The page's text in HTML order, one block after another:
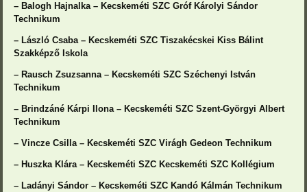
– Balogh Hajnalka – Kecskeméti SZC Gróf Károlyi Sándor
Technikum
– László Csaba – Kecskeméti SZC Tiszakécskei Kiss Bálint
Szakképző Iskola
– Rausch Zsuzsanna – Kecskeméti SZC Széchenyi István
Technikum
– Brindzáné Kárpi Ilona – Kecskeméti SZC Szent-Györgyi Albert
Technikum
– Vincze Csilla – Kecskeméti SZC Virágh Gedeon Technikum
– Huszka Klára – Kecskeméti SZC Kecskeméti SZC Kollégium
– Ladányi Sándor – Kecskeméti SZC Kandó Kálmán Technikum